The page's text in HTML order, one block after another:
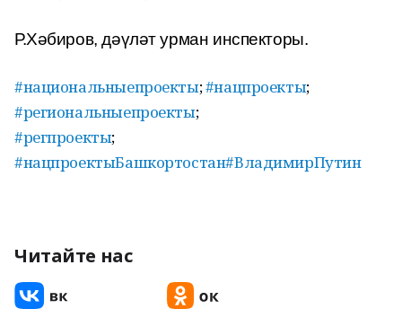
Р.Хәбиров, дәүләт урман инспекторы.
#национальныепроекты;#нацпроекты;
#региональныепроекты;
#регпроекты;
#нацпроектыБашкортостан#ВладимирПутин
Читайте нас